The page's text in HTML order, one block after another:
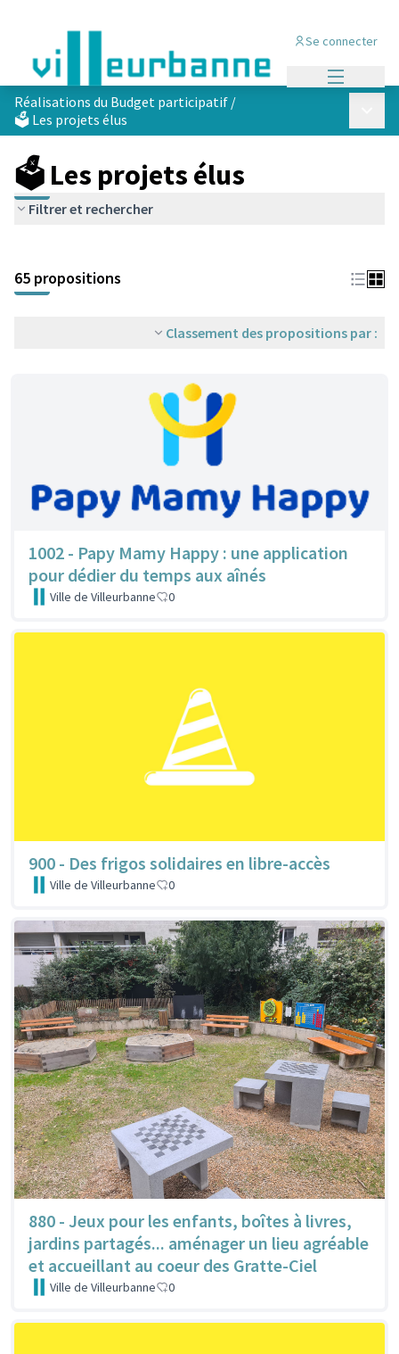
Se connecter
Réalisations du Budget participatif /
🗳️ Les projets élus
🗳️ Les projets élus
Filtrer et rechercher
+
−
65 propositions
Classement des propositions par :
1002 - Papy Mamy Happy : une application
pour dédier du temps aux aînés
Ville de Villeurbanne 0
900 - Des frigos solidaires en libre-accès
Ville de Villeurbanne 0
880 - Jeux pour les enfants, boîtes à livres,
jardins partagés... aménager un lieu agréable
et accueillant au coeur des Gratte-Ciel
Ville de Villeurbanne 0